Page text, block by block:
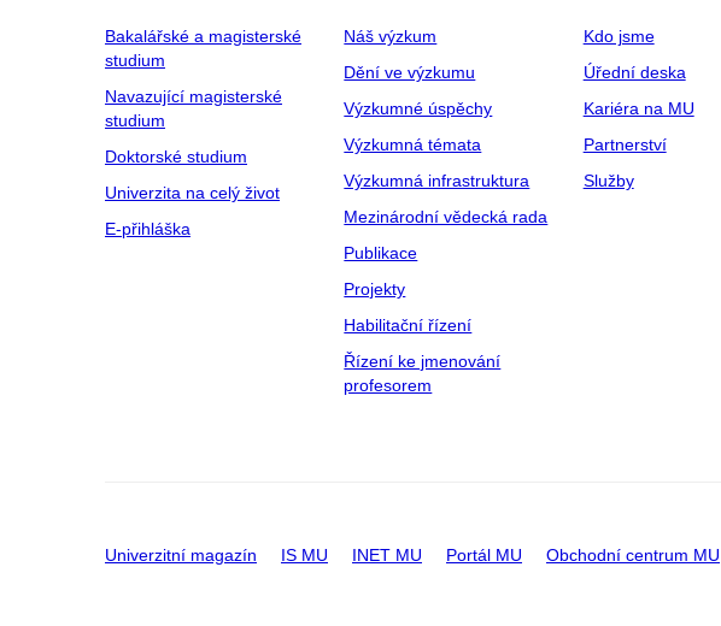
Bakalářské a magisterské
studium
Navazující magisterské
studium
Doktorské studium
Univerzita na celý život
E-přihláška
Náš výzkum
Dění ve výzkumu
Výzkumné úspěchy
Výzkumná témata
Výzkumná infrastruktura
Mezinárodní vědecká rada
Publikace
Projekty
Habilitační řízení
Řízení ke jmenování
profesorem
Kdo jsme
Úřední deska
Kariéra na MU
Partnerství
Služby
Univerzitní magazín IS MU INET MU Portál MU Obchodní centrum MU